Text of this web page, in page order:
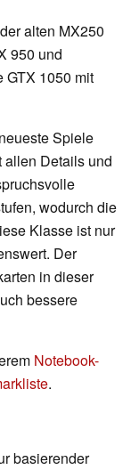
alten MX250
950 und
GTX 1050 mit
Spiele
allen Details und
wodurch die
Klasse ist nur
Der
in dieser
bessere
Notebook-
.
basierender